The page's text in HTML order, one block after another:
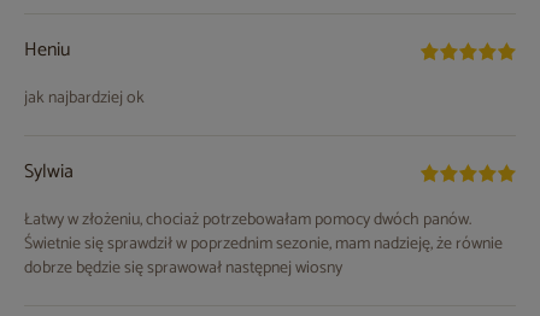
Heniu
jak najbardziej ok
Sylwia
Łatwy w złożeniu, chociaż potrzebowałam pomocy dwóch panów.
Świetnie się sprawdził w poprzednim sezonie, mam nadzieję, że równie
dobrze będzie się sprawował następnej wiosny